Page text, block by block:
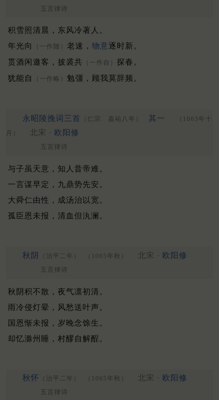
五言律诗
积雪照清晨，东风冷著人。
年光向
（一作随） 老速， 物意逐时新。
贳酒闲邀客，披裘共
（一作自） 探春。
犹能自
（一作略） 勉彊，顾我莫辞频。
永昭陵挽词三首 （仁宗 嘉祐八年） 其一
（1063年十
月）
北宋 · 欧阳修
五言律诗
与子虽天意，知人昔帝难。
一言谋早定，九鼎势先安。
大舜仁由性，成汤治以宽。
孤臣恩未报，清血但汍澜。
秋阴 （治平二年） （1065年秋） 北宋 · 欧阳修
五言律诗
秋阴积不散，夜气凛初清。
雨冷侵灯晕，风愁送叶声。
国恩惭未报，岁晚念馀生。
却忆滁州睡，村醪自解酲。
秋怀 （治平二年） （1065年秋） 北宋 · 欧阳修
五言律诗